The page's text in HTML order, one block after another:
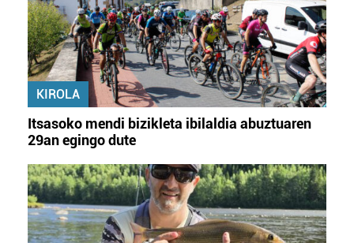
buruzko informazio gehiago eta ezarri zure lehentasunak
datuen atalean. Edozein unetan alda edo ken dezakezu
zure baimena Cookieen adierazpenean.
Webgune honek cookie propioak eta hirugarrenen cookie-
fitxategiak erabiltzen ditu. Zure esperientzia eta
zerbitzuak hobetzeko asmoz, cookie teknologiaz
baliatzen gara. Ohar hau onartuz gero, teknologia hori
erabiltzeko baimen esplizitua ematen diguzu.Gehiago
irakurri
KIROLA
Itsasoko mendi bizikleta ibilaldia abuztuaren
29an egingo dute